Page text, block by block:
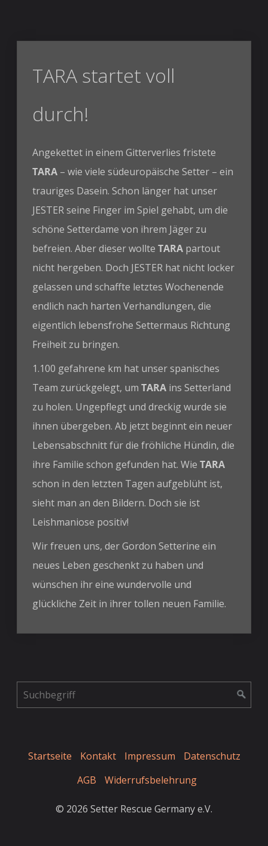
TARA startet voll
durch!
Angekettet in einem Gitterverlies fristete
TARA – wie viele südeuropäische Setter – ein
trauriges Dasein. Schon länger hat unser
JESTER seine Finger im Spiel gehabt, um die
schöne Setterdame von ihrem Jäger zu
befreien. Aber dieser wollteTARA partout
nicht hergeben. Doch JESTER hat nicht locker
gelassen und schaffte letztes Wochenende
endlich nach harten Verhandlungen, die
eigentlich lebensfrohe Settermaus Richtung
Freiheit zu bringen.
1.100 gefahrene km hat unser spanisches
Team zurückgelegt, umTARA ins Setterland
zu holen. Ungepflegt und dreckig wurde sie
ihnen übergeben. Ab jetzt beginnt ein neuer
Lebensabschnitt für die fröhliche Hündin, die
ihre Familie schon gefunden hat. WieTARA
schon in den letzten Tagen aufgeblüht ist,
sieht man an den Bildern. Doch sie ist
Leishmaniose positiv!
Wir freuen uns, der Gordon Setterine ein
neues Leben geschenkt zu haben und
wünschen ihr eine wundervolle und
glückliche Zeit in ihrer tollen neuen Familie.
Startseite Kontakt Impressum
Datenschutz
AGB
Widerrufsbelehrung
© 2026 Setter Rescue Germany e.V.